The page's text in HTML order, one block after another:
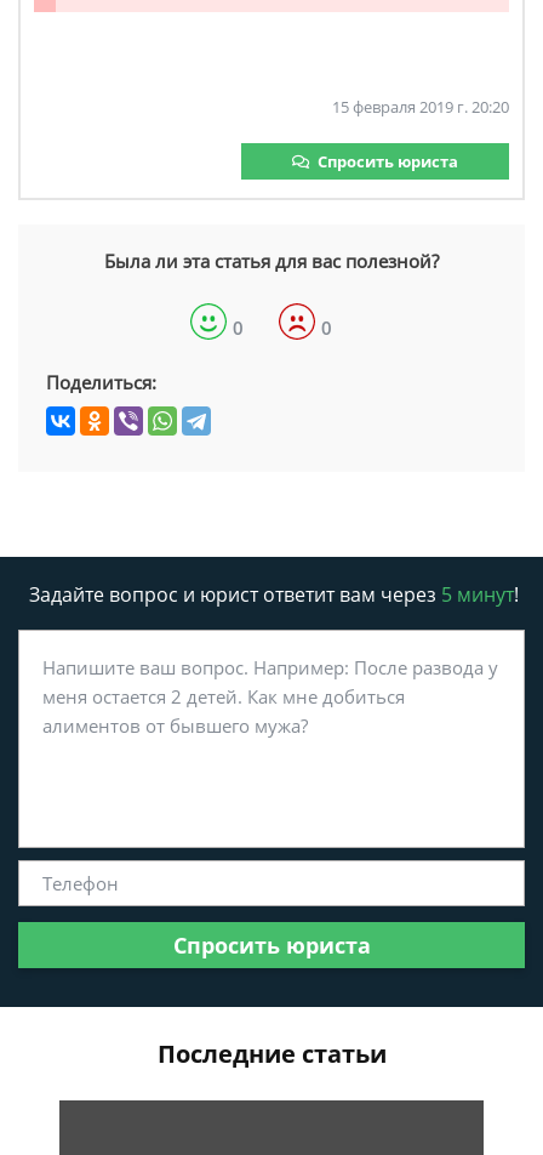
15 февраля 2019 г. 20:20
Спросить юриста
Была ли эта статья для вас полезной?
0 0
Поделиться:
Задайте вопрос и юрист ответит вам через 5 минут!
Спросить юриста
Последние статьи